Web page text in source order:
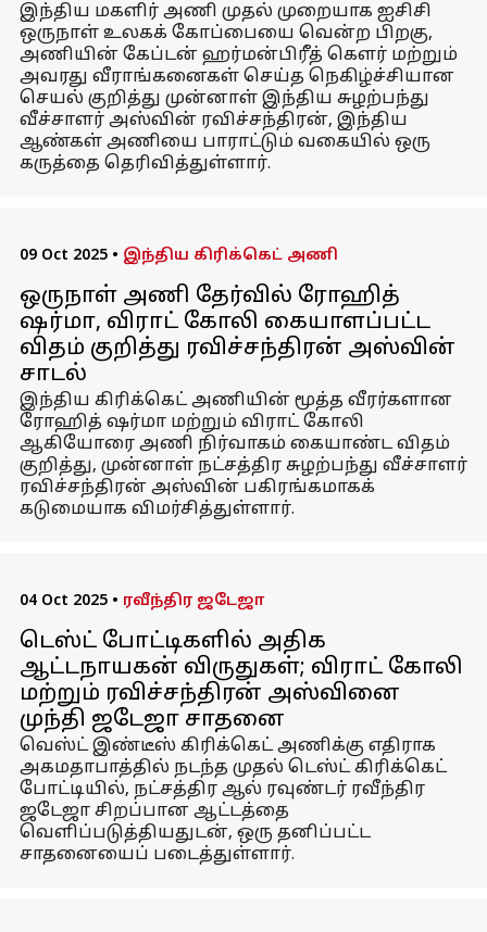
இந்திய மகளிர் அணி முதல் முறையாக ஐசிசி
ஒருநாள் உலகக் கோப்பையை வென்ற பிறகு,
அணியின் கேப்டன் ஹர்மன்பிரீத் கௌர் மற்றும்
அவரது வீராங்கனைகள் செய்த நெகிழ்ச்சியான
செயல் குறித்து முன்னாள் இந்திய சுழற்பந்து
வீச்சாளர் அஸ்வின் ரவிச்சந்திரன், இந்திய
ஆண்கள் அணியை பாராட்டும் வகையில் ஒரு
கருத்தை தெரிவித்துள்ளார்.
09 Oct 2025 • இந்திய கிரிக்கெட் அணி
ஒருநாள் அணி தேர்வில் ரோஹித்
ஷர்மா, விராட் கோலி கையாளப்பட்ட
விதம் குறித்து ரவிச்சந்திரன் அஸ்வின்
சாடல்
இந்திய கிரிக்கெட் அணியின் மூத்த வீரர்களான
ரோஹித் ஷர்மா மற்றும் விராட் கோலி
ஆகியோரை அணி நிர்வாகம் கையாண்ட விதம்
குறித்து, முன்னாள் நட்சத்திர சுழற்பந்து வீச்சாளர்
ரவிச்சந்திரன் அஸ்வின் பகிரங்கமாகக்
கடுமையாக விமர்சித்துள்ளார்.
04 Oct 2025 • ரவீந்திர ஜடேஜா
டெஸ்ட் போட்டிகளில் அதிக
ஆட்டநாயகன் விருதுகள்; விராட் கோலி
மற்றும் ரவிச்சந்திரன் அஸ்வினை
முந்தி ஜடேஜா சாதனை
வெஸ்ட் இண்டீஸ் கிரிக்கெட் அணிக்கு எதிராக
அகமதாபாத்தில் நடந்த முதல் டெஸ்ட் கிரிக்கெட்
போட்டியில், நட்சத்திர ஆல் ரவுண்டர் ரவீந்திர
ஜடேஜா சிறப்பான ஆட்டத்தை
வெளிப்படுத்தியதுடன், ஒரு தனிப்பட்ட
சாதனையைப் படைத்துள்ளார்.